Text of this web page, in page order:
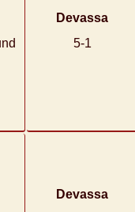
Devassa
5-1
Devassa